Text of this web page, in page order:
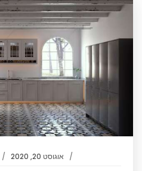
אוגוסט 20, 2020